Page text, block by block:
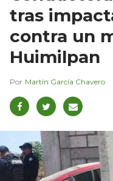
tras
contra un
Huimilpan
Martín García Chavero